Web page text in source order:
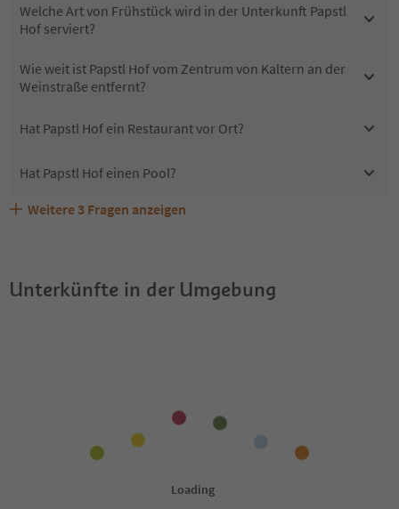
Welche Art von Frühstück wird in der Unterkunft Papstl
Hof serviert?
Wie weit ist Papstl Hof vom Zentrum von Kaltern an der
Weinstraße entfernt?
Hat Papstl Hof ein Restaurant vor Ort?
Hat Papstl Hof einen Pool?
Sind Haustiere in der Unterkunft Papstl Hof erlaubt?
Welche Services bietet Papstl Hof?
Erhalten die Gäste von Papstl Hof einen Südtirol
Weitere 3 Fragen anzeigen
Unterkünfte in der Umgebung